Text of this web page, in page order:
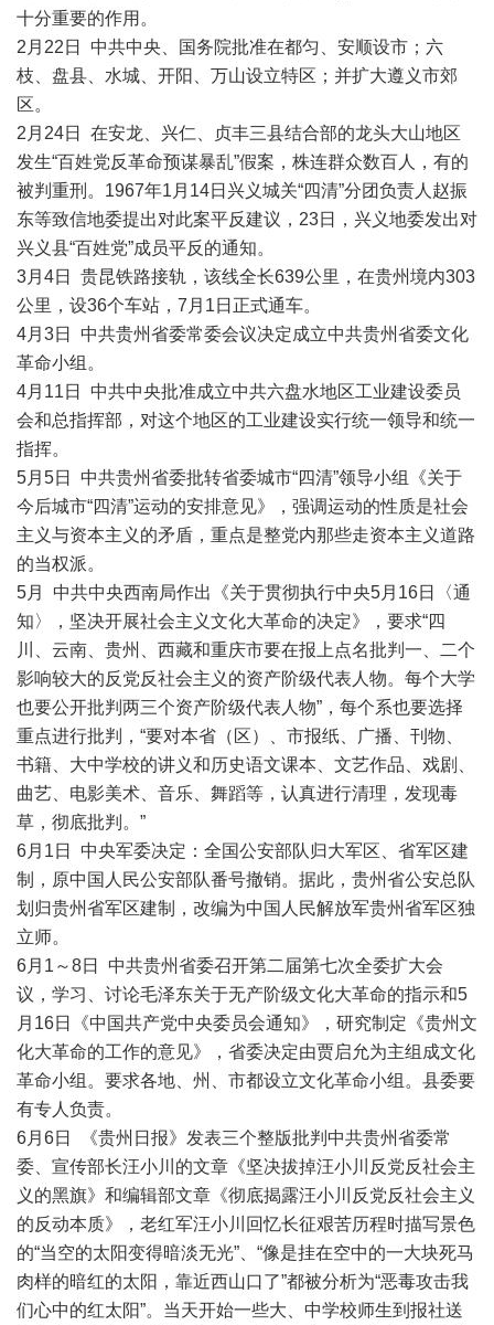
十分重要的作用。
2月22日 中共中央、国务院批准在都匀、安顺设市；六
枝、盘县、水城、开阳、万山设立特区；并扩大遵义市郊
区。
2月24日 在安龙、兴仁、贞丰三县结合部的龙头大山地区
发生“百姓党反革命预谋暴乱”假案，株连群众数百人，有的
被判重刑。1967年1月14日兴义城关“四清”分团负责人赵振
东等致信地委提出对此案平反建议，23日，兴义地委发出对
兴义县“百姓党”成员平反的通知。
3月4日 贵昆铁路接轨，该线全长639公里，在贵州境内303
公里，设36个车站，7月1日正式通车。
4月3日 中共贵州省委常委会议决定成立中共贵州省委文化
革命小组。
4月11日 中共中央批准成立中共六盘水地区工业建设委员
会和总指挥部，对这个地区的工业建设实行统一领导和统一
指挥。
5月5日 中共贵州省委批转省委城市“四清”领导小组《关于
今后城市“四清”运动的安排意见》，强调运动的性质是社会
主义与资本主义的矛盾，重点是整党内那些走资本主义道路
的当权派。
5月 中共中央西南局作出《关于贯彻执行中央5月16日〈通
知〉，坚决开展社会主义文化大革命的决定》，要求“四
川、云南、贵州、西藏和重庆市要在报上点名批判一、二个
影响较大的反党反社会主义的资产阶级代表人物。每个大学
也要公开批判两三个资产阶级代表人物”，每个系也要选择
重点进行批判，“要对本省（区）、市报纸、广播、刊物、
书籍、大中学校的讲义和历史语文课本、文艺作品、戏剧、
曲艺、电影美术、音乐、舞蹈等，认真进行清理，发现毒
草，彻底批判。”
6月1日 中央军委决定：全国公安部队归大军区、省军区建
制，原中国人民公安部队番号撤销。据此，贵州省公安总队
划归贵州省军区建制，改编为中国人民解放军贵州省军区独
立师。
6月1～8日 中共贵州省委召开第二届第七次全委扩大会
议，学习、讨论毛泽东关于无产阶级文化大革命的指示和5
月16日《中国共产党中央委员会通知》，研究制定《贵州文
化大革命的工作的意见》，省委决定由贾启允为主组成文化
革命小组。要求各地、州、市都设立文化革命小组。县委要
有专人负责。
6月6日 《贵州日报》发表三个整版批判中共贵州省委常
委、宣传部长汪小川的文章《坚决拔掉汪小川反党反社会主
义的黑旗》和编辑部文章《彻底揭露汪小川反党反社会主义
的反动本质》，老红军汪小川回忆长征艰苦历程时描写景色
的“当空的太阳变得暗淡无光”、“像是挂在空中的一大块死马
肉样的暗红的太阳，靠近西山口了”都被分析为“恶毒攻击我
们心中的红太阳”。当天开始一些大、中学校师生到报社送